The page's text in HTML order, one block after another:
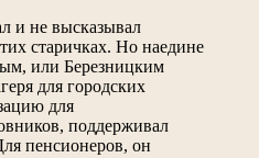
и не высказывал
старичках. Но наедине
или Березницким
для городских
для
поддерживал
пенсионеров, он